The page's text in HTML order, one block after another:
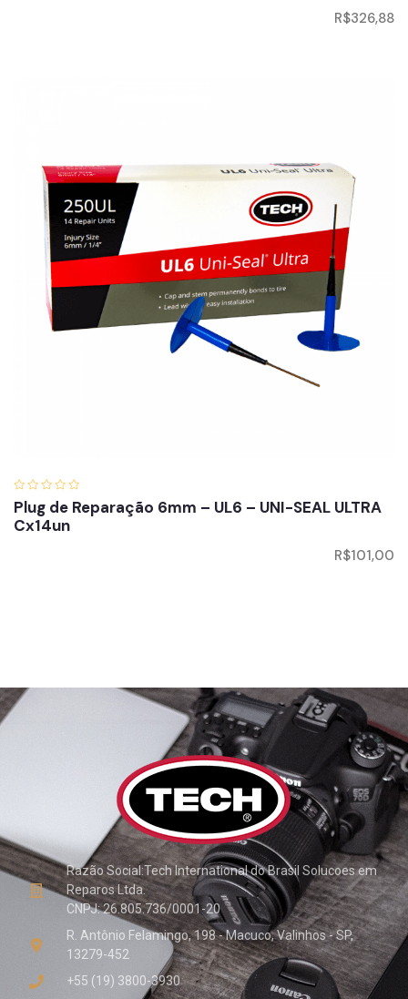
R$326,88
Plug de Reparação 6mm – UL6 – UNI-SEAL ULTRA
Cx14un
R$101,00
Razão Social:Tech International do Brasil Solucoes em
Reparos Ltda.
CNPJ: 26.805.736/0001-20
R. Antônio Felamingo, 198 - Macuco, Valinhos - SP,
13279-452
+55 (19) 3800-3930